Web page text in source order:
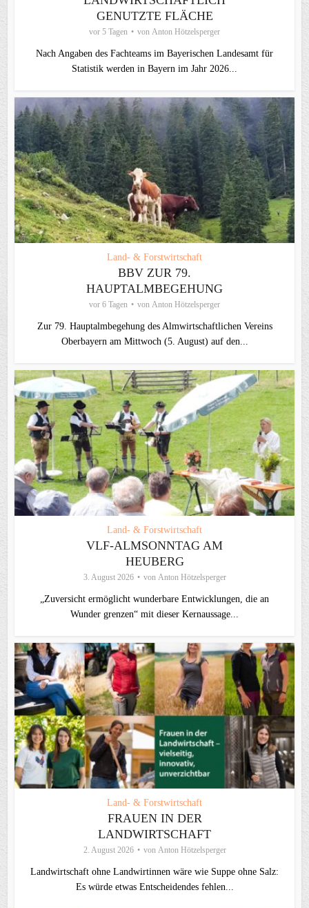
GENUTZTE FLÄCHE
vor 5 Tagen von Anton Hötzelsperger
Nach Angaben des Fachteams im Bayerischen Landesamt für
Statistik werden in Bayern im Jahr 2026...
Land- & Forstwirtschaft
BBV ZUR 79.
HAUPTALMBEGEHUNG
vor 6 Tagen von Anton Hötzelsperger
Zur 79. Hauptalmbegehung des Almwirtschaftlichen Vereins
Oberbayern am Mittwoch (5. August) auf den...
Land- & Forstwirtschaft
VLF-ALMSONNTAG AM
HEUBERG
3. August 2026 von Anton Hötzelsperger
„Zuversicht ermöglicht wunderbare Entwicklungen, die an
Wunder grenzen“ mit dieser Kernaussage...
Land- & Forstwirtschaft
FRAUEN IN DER
LANDWIRTSCHAFT
2. August 2026 von Anton Hötzelsperger
Landwirtschaft ohne Landwirtinnen wäre wie Suppe ohne Salz:
Es würde etwas Entscheidendes fehlen...